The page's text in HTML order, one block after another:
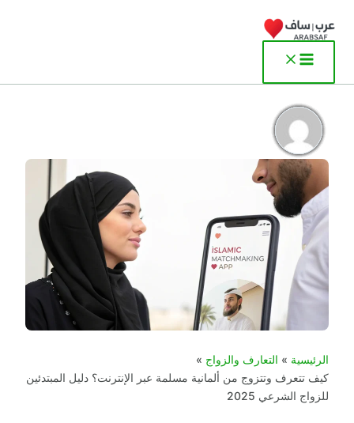
المحتوى
الرئيسية
التعارف والزواج
كيف تتعرف وتتزوج من ألمانية مسلمة عبر الإنترنت؟ دليل المبتدئين
للزواج الشرعي 2025